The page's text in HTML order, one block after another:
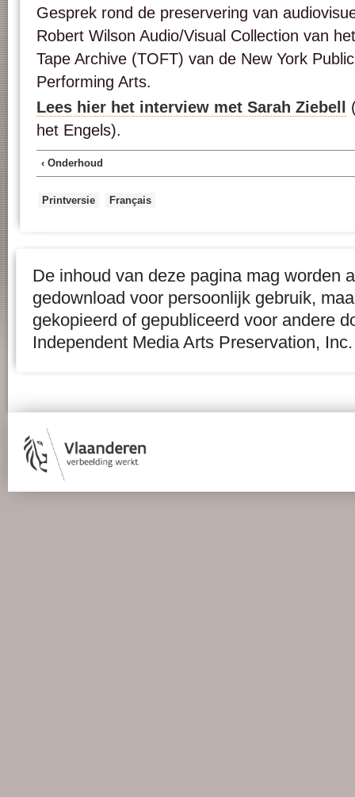
Gesprek rond de preservering van
Robert Wilson Audio/Visual Collection van
Tape Archive (TOFT) van de New York
Performing Arts.
Lees hier het interview met Sarah Ziebell
het Engels).
‹ Onderhoud
Printversie Français
De inhoud van deze pagina mag worden
gedownload voor persoonlijk gebruik,
gekopieerd of gepubliceerd voor andere
Independent Media Arts Preservation, Inc.